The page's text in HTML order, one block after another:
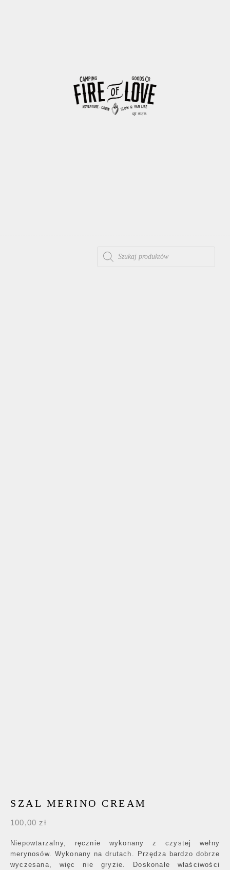
SZAL MERINO CREAM
100,00 zł
Niepowtarzalny, ręcznie wykonany z czystej wełny
merynosów. Wykonany na drutach. Przędza bardzo dobrze
wyczesana, więc nie gryzie. Doskonałe właściwości